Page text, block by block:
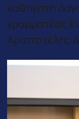
καθηγητή
γραμματέας
Αριστοτέλης